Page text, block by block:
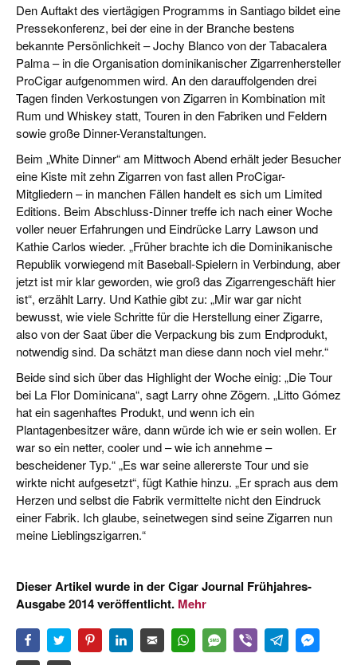
Den Auftakt des viertägigen Programms in Santiago bildet eine
Pressekonferenz, bei der eine in der Branche bestens
bekannte Persönlichkeit – Jochy Blanco von der Tabacalera
Palma – in die Organisation dominikanischer Zigarrenhersteller
ProCigar aufgenommen wird. An den darauffolgenden drei
Tagen finden Verkostungen von Zigarren in Kombination mit
Rum und Whiskey statt, Touren in den Fabriken und Feldern
sowie große Dinner-Veranstaltungen.
Beim „White Dinner“ am Mittwoch Abend erhält jeder Besucher
eine Kiste mit zehn Zigarren von fast allen ProCigar-
Mitgliedern – in manchen Fällen handelt es sich um Limited
Editions. Beim Abschluss-Dinner treffe ich nach einer Woche
voller neuer Erfahrungen und Eindrücke Larry Lawson und
Kathie Carlos wieder. „Früher brachte ich die Dominikanische
Republik vorwiegend mit Baseball-Spielern in Verbindung, aber
jetzt ist mir klar geworden, wie groß das Zigarrengeschäft hier
ist“, erzählt Larry. Und Kathie gibt zu: „Mir war gar nicht
bewusst, wie viele Schritte für die Herstellung einer Zigarre,
also von der Saat über die Verpackung bis zum Endprodukt,
notwendig sind. Da schätzt man diese dann noch viel mehr.“
Beide sind sich über das Highlight der Woche einig: „Die Tour
bei La Flor Dominicana“, sagt Larry ohne Zögern. „Litto Gómez
hat ein sagenhaftes Produkt, und wenn ich ein
Plantagenbesitzer wäre, dann würde ich wie er sein wollen. Er
war so ein netter, cooler und – wie ich annehme –
bescheidener Typ.“ „Es war seine allererste Tour und sie
wirkte nicht aufgesetzt“, fügt Kathie hinzu. „Er sprach aus dem
Herzen und selbst die Fabrik vermittelte nicht den Eindruck
einer Fabrik. Ich glaube, seinetwegen sind seine Zigarren nun
meine Lieblingszigarren.“
Dieser Artikel wurde in der Cigar Journal Frühjahres-
Ausgabe 2014 veröffentlicht. Mehr